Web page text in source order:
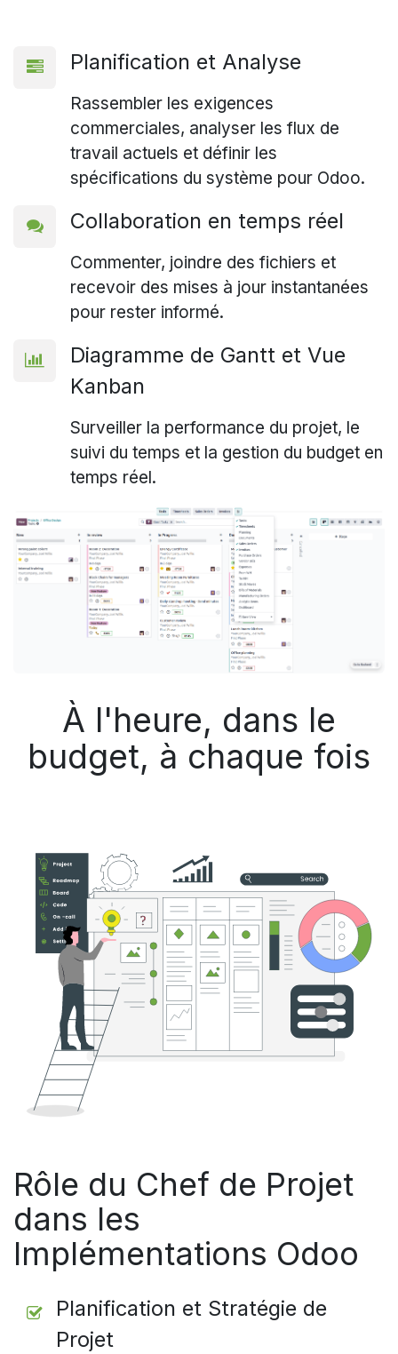
Planification et Analyse
Rassembler les exigences
commerciales, analyser les flux de
travail actuels et définir les
spécifications du système pour Odoo.
Collaboration en temps réel
Commenter, joindre des fichiers et
recevoir des mises à jour instantanées
pour rester informé.
Diagramme de Gantt et Vue
Kanban
Surveiller la performance du projet, le
suivi du temps et la gestion du budget en
temps réel.
À l'heure, dans le
budget, à chaque fois
Rôle du Chef de Projet
dans les
Implémentations Odoo
Planification et Stratégie de
Projet